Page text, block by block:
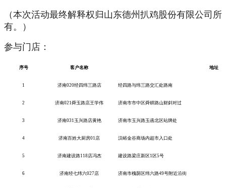
（本次活动最终解释权归山东德州扒鸡股份有限公司所
有。）
参与门店：
序号 客户名称 地址
1 济南020经四纬三路店 经四路与纬三路交汇处路南
2 济南021舜玉路店王学伟 济南市市中区舜耕路山财斜对过
3 济南031玉兴路店黄艳 济南市玉兴路玉函北区站牌处
4 济南百姓大厨房01店 汉峪金谷商场内超市入口处
5 济南建设路118店冯杰 建设路梁庄新区1区5号
6 济南经七纬六027店 济南市槐荫区纬六路49号附近沿街